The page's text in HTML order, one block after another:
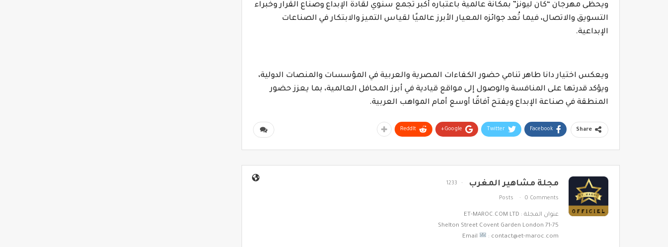
ويحظى مهرجان “كان ليونز” بمكانة عالمية باعتباره أكبر تجمع سنوي لقادة الإبداع وصناع القرار وخبراء
التسويق والاتصال، فيما تُعد جوائزه المعيار الأبرز عالميًا لقياس التميز والابتكار في الصناعات
الإبداعية.
ويعكس اختيار دانا طاهر تنامي حضور الكفاءات المصرية والعربية في المؤسسات والمنصات الدولية،
ويؤكد قدرتها على المنافسة والوصول إلى مواقع قيادية في أبرز المحافل العالمية، بما يعزز حضور
المنطقة في صناعة الإبداع ويفتح آفاقًا أوسع أمام المواهب العربية.
Share
Facebook
Twitter
Google+
ReddIt
مجلة مشاهير المغرب 1233
Posts 0 Comments
عنوان المجلة : ET-MAROC.COM LTD
71-75 Shelton Street Covent Garden London
Email
: contact@et-maroc.com